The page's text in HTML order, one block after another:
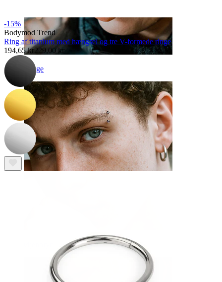
Tunge
-15%
Bodymod Trend
Ring af titanium med hængsel og tre V-formede ringe
194,65 kr229,00 kr